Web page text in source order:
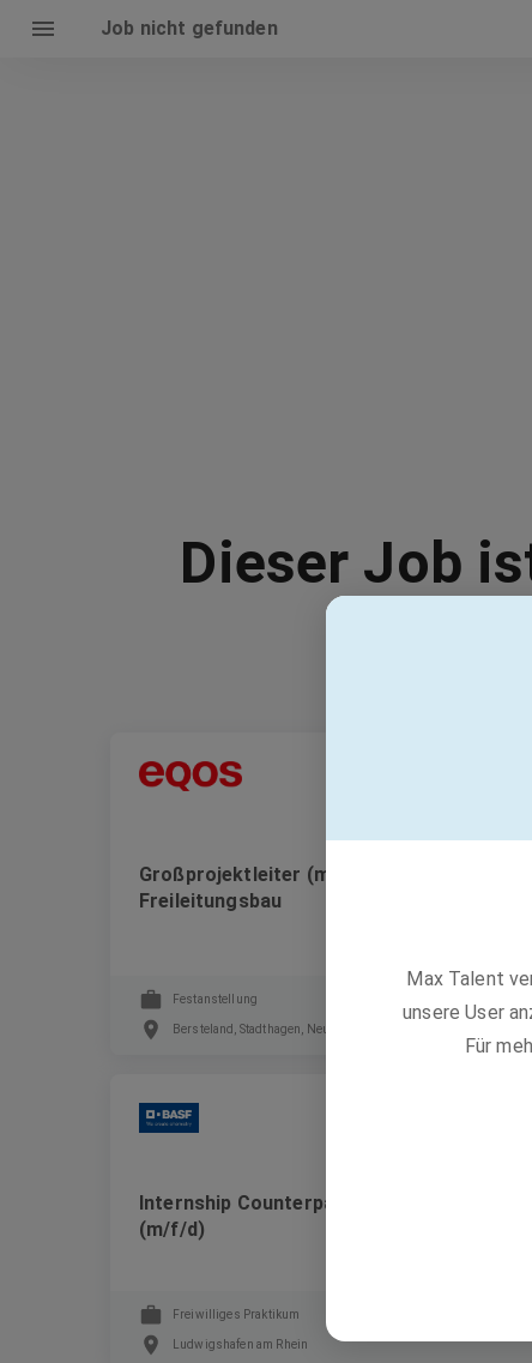
Job nicht gefunden
Dieser Job
Großprojektleiter (m/w/d) im
Freileitungsbau
Festanstellung
Bersteland, Stadthagen, Neustadt an der Weinstraße +2 weitere
Internship Counterparty Risk Management
(m/f/d)
Freiwilliges Praktikum
Ludwigshafen am Rhein
Max Talent
unsere User
Für